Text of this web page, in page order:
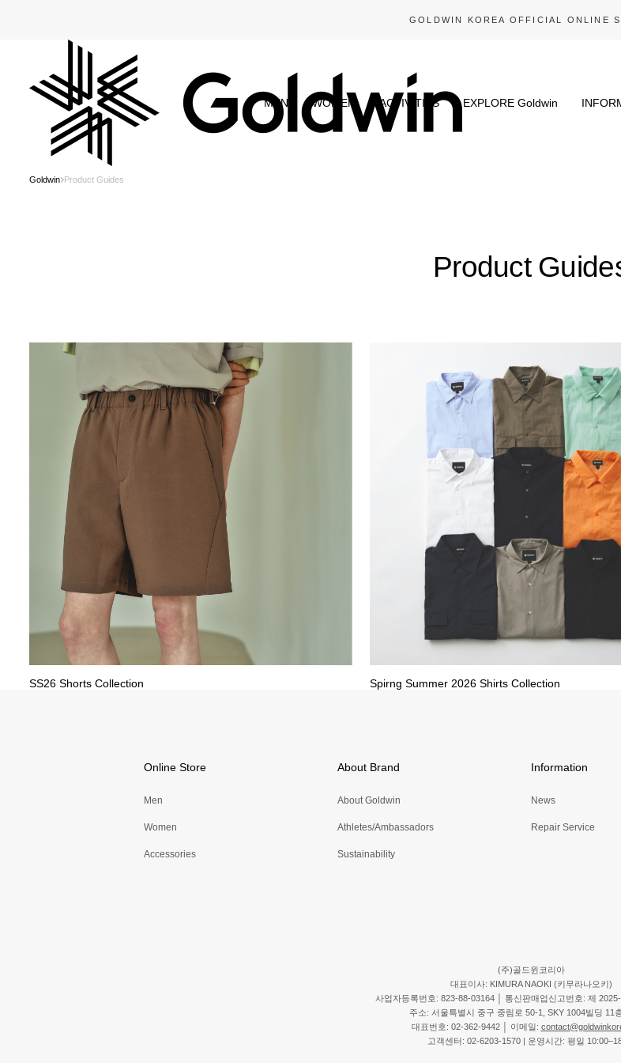
GOLDWIN KOREA OFFICIAL ONLINE
MEN WOMEN ACTIVITIES EXPLORE Goldwin
Goldwin Product Guides
Product
SS26 Shorts Collection Spirng Summer 2026 Shirts Collection
Online Store
Men
Women
Accessories
About Brand
About Goldwin
Athletes/Ambassadors
Sustainability
Information
News
Repair Service
(주)골드윈코리아
대표이사: KIMURA NAOKI (키무라나오키)
사업자등록번호: 823-88-03164 │ 통신판매업신고번호: 제
주소: 서울특별시 중구 중림로 50-1, SKY 1004빌딩 11
대표번호: 02-362-9442 │ 이메일:
고객센터: 02-6203-1570 | 운영시간: 평일